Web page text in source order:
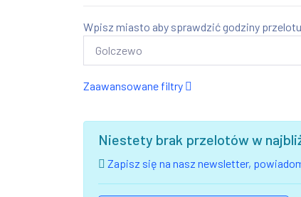
Wpisz miasto aby sprawdzić godziny przelotu
Zaawansowane filtry
Niestety brak przelotów w
Zapisz się na nasz newsletter,